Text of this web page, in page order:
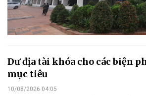
Dư địa tài khóa cho các biện
mục tiêu
10/08/2026 04:05